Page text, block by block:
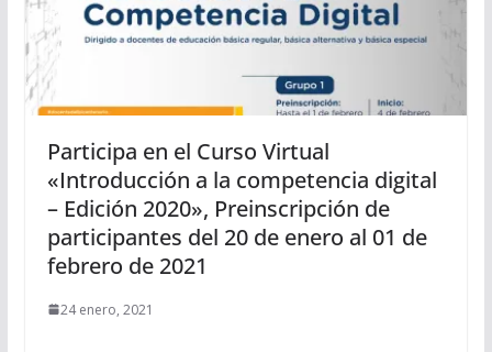
Participa en el Curso Virtual
«Introducción a la competencia digital
– Edición 2020», Preinscripción de
participantes del 20 de enero al 01 de
febrero de 2021
24 enero, 2021